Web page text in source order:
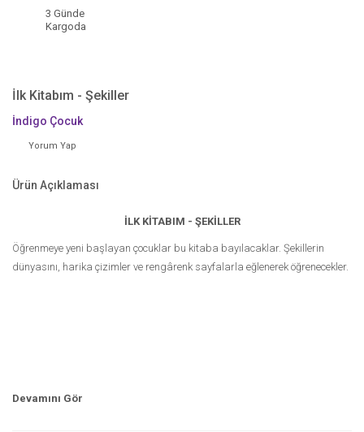
3 Günde
Kargoda
İlk Kitabım - Şekiller
İndigo Çocuk
Yorum Yap
Ürün Açıklaması
İLK KİTABIM - ŞEKİLLER
Öğrenmeye yeni başlayan çocuklar bu kitaba bayılacaklar. Şekillerin
dünyasını, harika çizimler ve rengârenk sayfalarla eğlenerek öğrenecekler.